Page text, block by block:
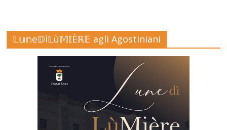
𝕃𝕦𝕟𝕖𝔻ì𝕃ù𝕄𝕀Èℝ𝔼 agli Agostiniani